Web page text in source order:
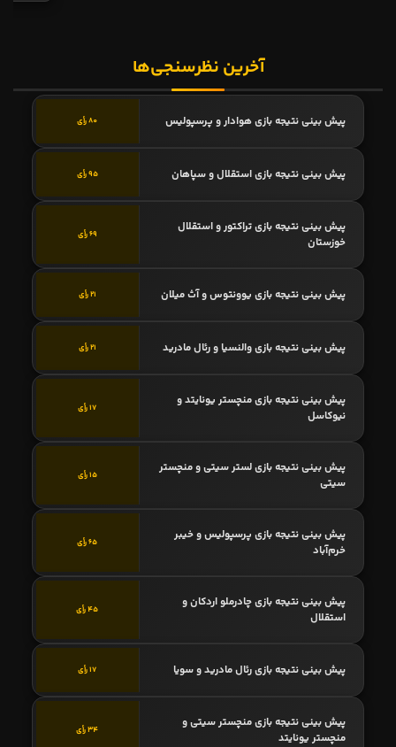
آخرین نظرسنجی‌ها
پیش بینی نتیجه بازی هوادار و پرسپولیس 80 رأی
پیش بینی نتیجه بازی استقلال و سپاهان 95 رأی
پیش بینی نتیجه بازی تراکتور و استقلال
خوزستان
69 رأی
پیش بینی نتیجه بازی یوونتوس و آث میلان 21 رأی
پیش بینی نتیجه بازی والنسیا و رئال مادرید 21 رأی
پیش بینی نتیجه بازی منچستر یونایتد و
نیوکاسل
17 رأی
پیش بینی نتیجه بازی لستر سیتی و منچستر
سیتی
15 رأی
پیش بینی نتیجه بازی پرسپولیس و خیبر
خرم‌آباد
65 رأی
پیش بینی نتیجه بازی چادرملو اردکان و
استقلال
45 رأی
پیش بینی نتیجه بازی رئال مادرید و سویا 17 رأی
پیش بینی نتیجه بازی منچستر سیتی و
منچستر یونایتد
34 رأی